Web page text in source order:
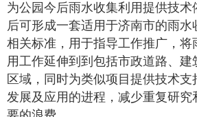
为公园今后雨水收集利用提供技术
后可形成一套适用于济南市的雨水
相关标准，用于指导工作推广，将
用工作延伸到到包括市政道路、建
区域，同时为类似项目提供技术
发展及应用的进程，减少重复研究